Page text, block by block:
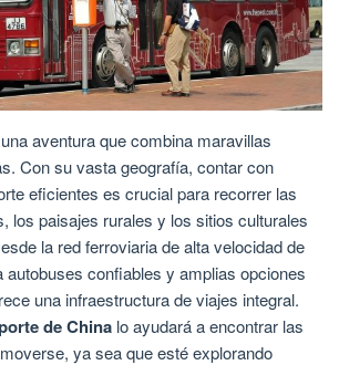
aventura que combina maravillas
Con su vasta geografía, contar con
eficientes es crucial para recorrer las
los paisajes rurales y los sitios culturales
la red ferroviaria de alta velocidad de
autobuses confiables y amplias opciones
una infraestructura de viajes integral.
de China lo ayudará a encontrar las
ya sea que esté explorando